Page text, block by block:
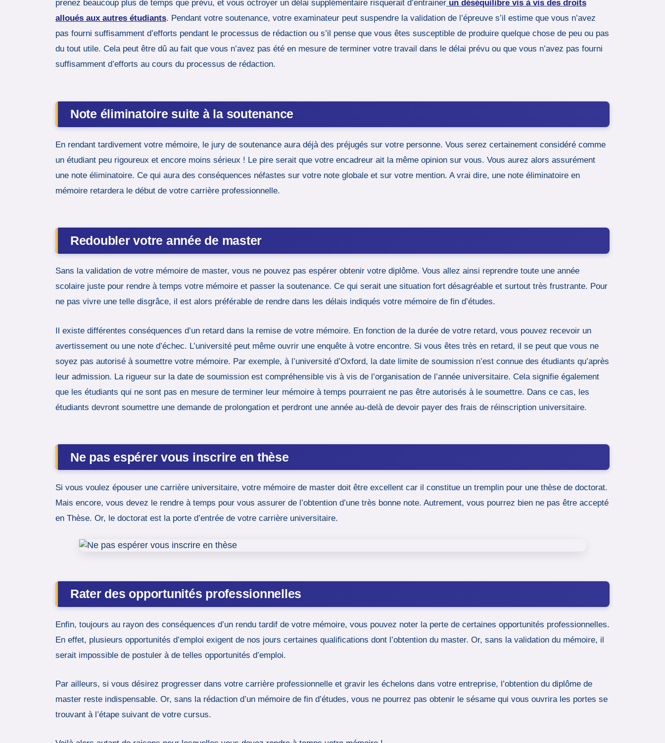
prenez beaucoup plus de temps que prévu, et vous octroyer un délai supplémentaire risquerait d’entrainer un déséquilibre vis à vis des droits
alloués aux autres étudiants. Pendant votre soutenance, votre examinateur peut suspendre la validation de l’épreuve s’il estime que vous n’avez
pas fourni suffisamment d’efforts pendant le processus de rédaction ou s’il pense que vous êtes susceptible de produire quelque chose de peu ou pas
du tout utile. Cela peut être dû au fait que vous n’avez pas été en mesure de terminer votre travail dans le délai prévu ou que vous n’avez pas fourni
suffisamment d’efforts au cours du processus de rédaction.
Note éliminatoire suite à la soutenance
En rendant tardivement votre mémoire, le jury de soutenance aura déjà des préjugés sur votre personne. Vous serez certainement considéré comme
un étudiant peu rigoureux et encore moins sérieux ! Le pire serait que votre encadreur ait la même opinion sur vous. Vous aurez alors assurément
une note éliminatoire. Ce qui aura des conséquences néfastes sur votre note globale et sur votre mention. A vrai dire, une note éliminatoire en
mémoire retardera le début de votre carrière professionnelle.
Redoubler votre année de master
Sans la validation de votre mémoire de master, vous ne pouvez pas espérer obtenir votre diplôme. Vous allez ainsi reprendre toute une année
scolaire juste pour rendre à temps votre mémoire et passer la soutenance. Ce qui serait une situation fort désagréable et surtout très frustrante. Pour
ne pas vivre une telle disgrâce, il est alors préférable de rendre dans les délais indiqués votre mémoire de fin d’études.
Il existe différentes conséquences d’un retard dans la remise de votre mémoire. En fonction de la durée de votre retard, vous pouvez recevoir un
avertissement ou une note d’échec. L’université peut même ouvrir une enquête à votre encontre. Si vous êtes très en retard, il se peut que vous ne
soyez pas autorisé à soumettre votre mémoire. Par exemple, à l’université d’Oxford, la date limite de soumission n’est connue des étudiants qu’après
leur admission. La rigueur sur la date de soumission est compréhensible vis à vis de l’organisation de l’année universitaire. Cela signifie également
que les étudiants qui ne sont pas en mesure de terminer leur mémoire à temps pourraient ne pas être autorisés à le soumettre. Dans ce cas, les
étudiants devront soumettre une demande de prolongation et perdront une année au-delà de devoir payer des frais de réinscription universitaire.
Ne pas espérer vous inscrire en thèse
Si vous voulez épouser une carrière universitaire, votre mémoire de master doit être excellent car il constitue un tremplin pour une thèse de doctorat.
Mais encore, vous devez le rendre à temps pour vous assurer de l’obtention d’une très bonne note. Autrement, vous pourrez bien ne pas être accepté
en Thèse. Or, le doctorat est la porte d’entrée de votre carrière universitaire.
Rater des opportunités professionnelles
Enfin, toujours au rayon des conséquences d’un rendu tardif de votre mémoire, vous pouvez noter la perte de certaines opportunités professionnelles.
En effet, plusieurs opportunités d’emploi exigent de nos jours certaines qualifications dont l’obtention du master. Or, sans la validation du mémoire, il
serait impossible de postuler à de telles opportunités d’emploi.
Par ailleurs, si vous désirez progresser dans votre carrière professionnelle et gravir les échelons dans votre entreprise, l’obtention du diplôme de
master reste indispensable. Or, sans la rédaction d’un mémoire de fin d’études, vous ne pourrez pas obtenir le sésame qui vous ouvrira les portes se
trouvant à l’étape suivant de votre cursus.